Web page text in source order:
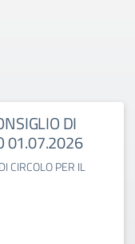
DI
01.07.2026
CIRCOLO PER IL